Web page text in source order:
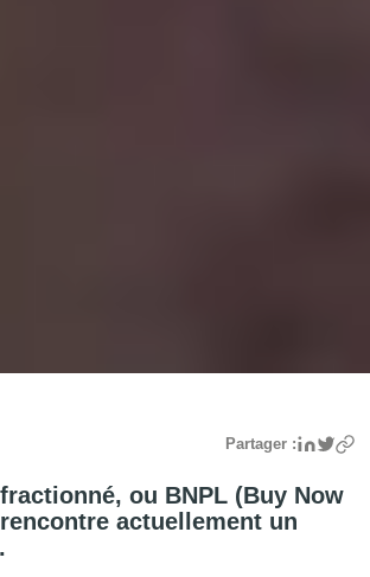
Partager :
ou BNPL (Buy Now
actuellement un